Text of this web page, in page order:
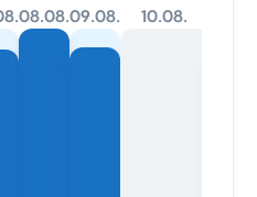
08.08.09.08. 10.08.